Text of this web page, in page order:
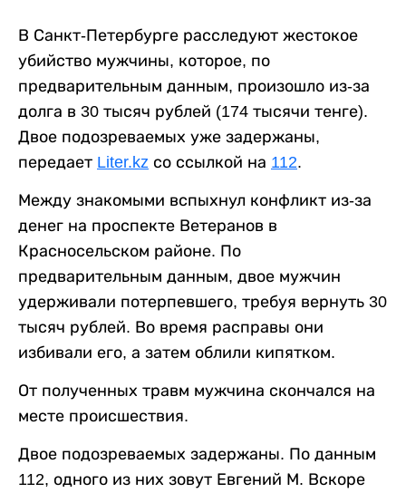
В Санкт-Петербурге расследуют жестокое
убийство мужчины, которое, по
предварительным данным, произошло из-за
долга в 30 тысяч рублей (174 тысячи тенге).
Двое подозреваемых уже задержаны,
передает Liter.kz со ссылкой на 112.
Между знакомыми вспыхнул конфликт из-за
денег на проспекте Ветеранов в
Красносельском районе. По
предварительным данным, двое мужчин
удерживали потерпевшего, требуя вернуть 30
тысяч рублей. Во время расправы они
избивали его, а затем облили кипятком.
От полученных травм мужчина скончался на
месте происшествия.
Двое подозреваемых задержаны. По данным
112, одного из них зовут Евгений М. Вскоре